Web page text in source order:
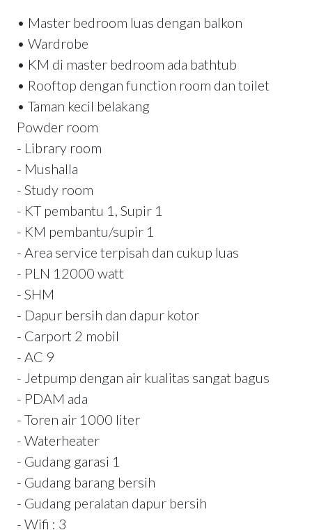
• Master bedroom luas dengan balkon
• Wardrobe
• KM di master bedroom ada bathtub
• Rooftop dengan function room dan toilet
• Taman kecil belakang
Powder room
- Library room
- Mushalla
- Study room
- KT pembantu 1, Supir 1
- KM pembantu/supir 1
- Area service terpisah dan cukup luas
- PLN 12000 watt
- SHM
- Dapur bersih dan dapur kotor
- Carport 2 mobil
- AC 9
- Jetpump dengan air kualitas sangat bagus
- PDAM ada
- Toren air 1000 liter
- Waterheater
- Gudang garasi 1
- Gudang barang bersih
- Gudang peralatan dapur bersih
- Wifi : 3